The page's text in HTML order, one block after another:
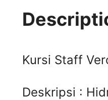
Kursi Staff
Deskripsi :